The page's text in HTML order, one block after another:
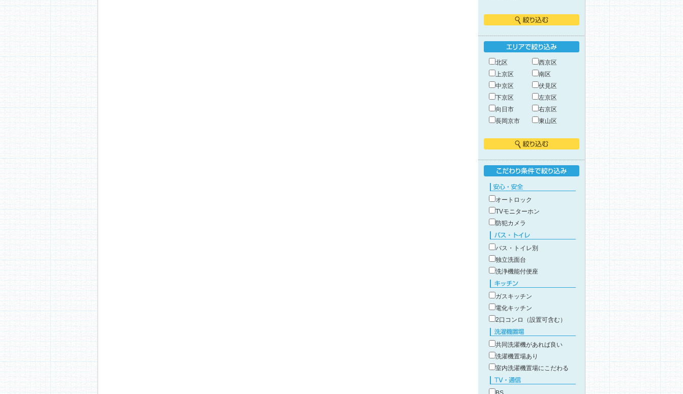
北区
西京区
上京区
南区
中京区
伏見区
下京区
左京区
向日市
右京区
長岡京市
東山区
オートロック
TVモニターホン
防犯カメラ
バス・トイレ別
独立洗面台
洗浄機能付便座
ガスキッチン
電化キッチン
2口コンロ（設置可含む）
共同洗濯機があれば良い
洗濯機置場あり
室内洗濯機置場にこだわる